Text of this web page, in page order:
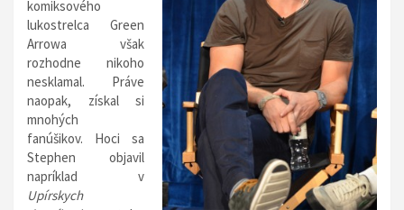
komiksového
lukostrelca Green
Arrowa však
rozhodne nikoho
nesklamal. Práve
naopak, získal si
mnohých
fanúšikov. Hoci sa
Stephen objavil
napríklad v
Upírskych